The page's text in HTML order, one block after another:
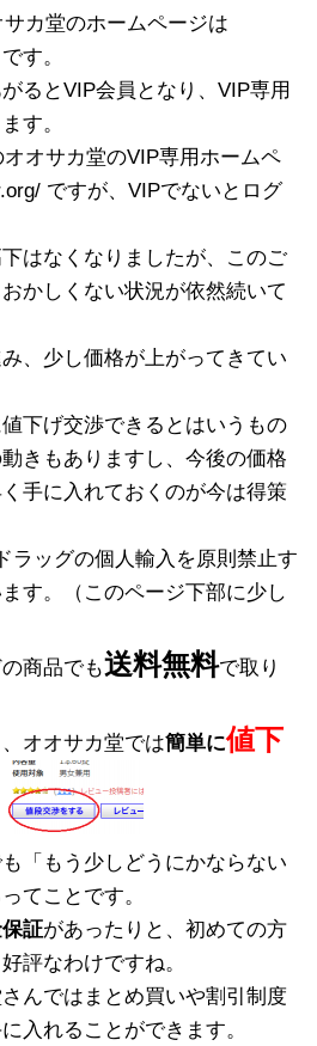
カ堂のホームページは
す。
るとVIP会員となり、VIP専用
す。
オサカ堂のVIP専用ホームペ
ですが、VIPでないとログ
なくなりましたが、このご
かしくない状況が依然続いて
、少し価格が上がってきてい
下げ交渉できるとはいうもの
きもありますし、今後の価格
手に入れておくのが今は得策
ッグの個人輸入を原則禁止す
す。（このページ下部に少し
商品でも送料無料で取り
オオサカ堂では簡単に値下
「もう少しどうにかならない
てことです。
証があったりと、初めての方
評なわけですね。
んではまとめ買いや割引制度
入れることができます。